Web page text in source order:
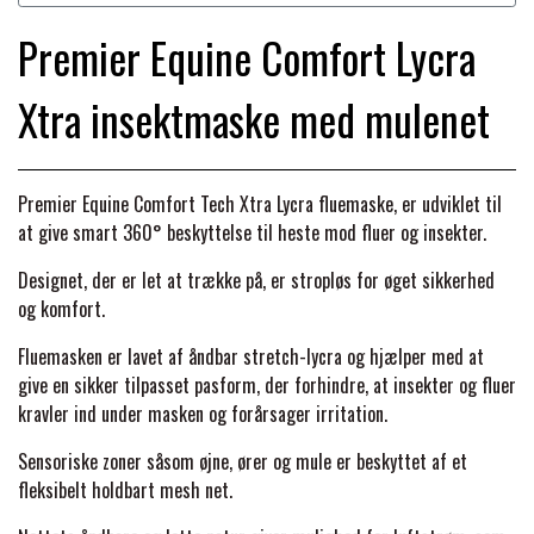
TERAPI PRODUKTER
STRØMPER
HUER & HALSTØRKLÆDER
GAVEARTIKLER VOKSNE
BØRN & JUNIOR
HESTEBOLCHER & TREATS
TILSKUD & VITAMINER
STALD & FOLD
SKO & SMEDEVÆRKTØJ
TRAVDÆKKEN & TILBEHØR
SKO & VÆRKTØJ
VOGNE & TILBEHØR
TRAV KUSK
PONYTRAV
GALOP
TILBEHØR
PREMIER EQUINE WALKER & RIDEDÆKKEN
PREMIER EQUINE INSEKTBESKYTTELSE
PREMIER EQUINE MAGNET & INFRARØD
TERAPI
PREMIER EQUINE GRIMER & TRÆKTOV
CARR & DAY & MARTIN
CUSTOM
DELTACAST
FENWICK LIQUID TITANIUM®
FINNTACK
Premier Equine Comfort Lycra
Xtra insektmaske med mulenet
Premier Equine Comfort Tech Xtra Lycra fluemaske, er udviklet til
at give smart 360° beskyttelse til heste mod fluer og insekter.
Designet, der er let at trække på, er stropløs for øget sikkerhed
og komfort.
Fluemasken er lavet af åndbar stretch-lycra og hjælper med at
give en sikker tilpasset pasform, der forhindre, at insekter og fluer
kravler ind under masken og forårsager irritation.
Sensoriske zoner såsom øjne, ører og mule er beskyttet af et
fleksibelt holdbart mesh net.